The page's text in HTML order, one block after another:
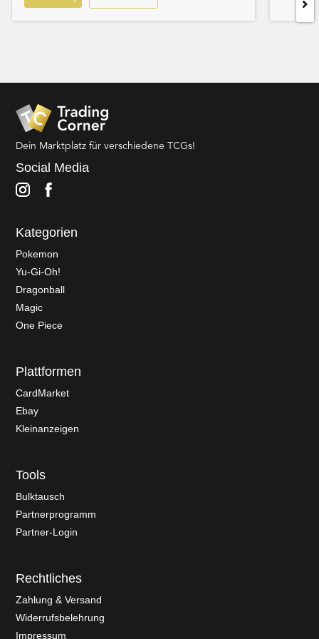
Dein Marktplatz für verschiedene TCGs!
Social Media
Kategorien
Pokemon
Yu-Gi-Oh!
Dragonball
Magic
One Piece
Plattformen
CardMarket
Ebay
Kleinanzeigen
Tools
Bulktausch
Partnerprogramm
Partner-Login
Rechtliches
Zahlung & Versand
Widerrufsbelehrung
Impressum